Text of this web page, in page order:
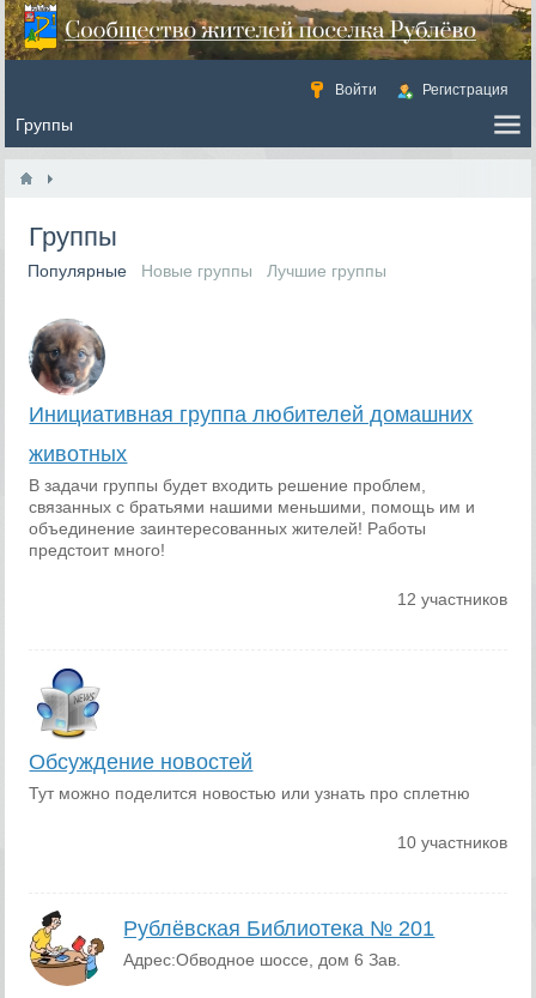
Войти Регистрация
Группы
Популярные Новые группы Лучшие группы
Инициативная группа любителей домашних
животных
В задачи группы будет входить решение проблем,
связанных с братьями нашими меньшими, помощь им и
объединение заинтересованных жителей! Работы
предстоит много!
12 участников
Обсуждение новостей
Тут можно поделится новостью или узнать про сплетню
10 участников
Рублёвская Библиотека № 201
Адрес:Обводное шоссе, дом 6 Зав.